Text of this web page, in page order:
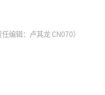
任编辑：卢其龙 CN070）